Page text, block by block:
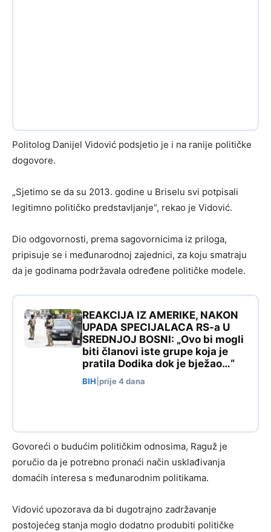
Politolog Danijel Vidović podsjetio je i na ranije političke
dogovore.
„Sjetimo se da su 2013. godine u Briselu svi potpisali
legitimno političko predstavljanje“, rekao je Vidović.
Dio odgovornosti, prema sagovornicima iz priloga,
pripisuje se i međunarodnoj zajednici, za koju smatraju
da je godinama podržavala određene političke modele.
REAKCIJA IZ AMERIKE, NAKON
UPADA SPECIJALACA RS-a U
SREDNJOJ BOSNI: „Ovo bi mogli
biti članovi iste grupe koja je
pratila Dodika dok je bježao…“
BIH prije 4 dana
Govoreći o budućim političkim odnosima, Raguž je
poručio da je potrebno pronaći način usklađivanja
domaćih interesa s međunarodnim politikama.
Vidović upozorava da bi dugotrajno zadržavanje
postojećeg stanja moglo dodatno produbiti političke